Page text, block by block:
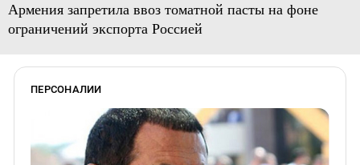
Армения запретила ввоз томатной пасты на фоне
ограничений экспорта Россией
ПЕРСОНАЛИИ